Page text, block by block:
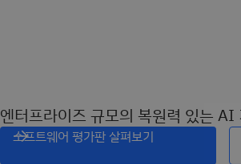
엔터프라이즈 규모의 복원력 있는 AI
소프트웨어 평가판 살펴보기